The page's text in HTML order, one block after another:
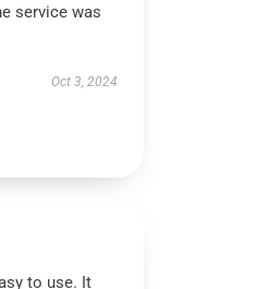
service was
Oct 3, 2024
to use. It